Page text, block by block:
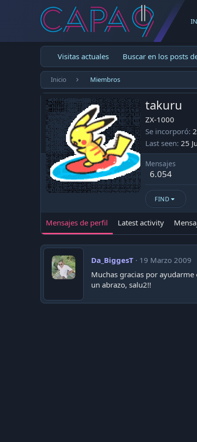
Visitas actuales Buscar en los posts
Inicio Miembros
takuru
ZX-1000
Se incorporó
Last seen 25
Mensajes
6.054
FIND
Mensajes de perfil Latest activity
Da_BiggesT
19 Marzo 2009
Muchas gracias por
un abrazo, salu2!!